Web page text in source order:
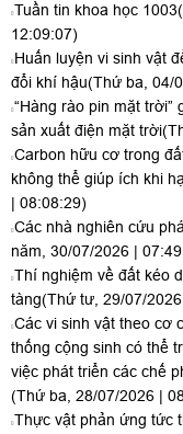
Tuần tin khoa học
12:09:07)
Huấn luyện vi sinh vật
đổi khí hậu(Thứ ba, 04/
“Hàng rào pin mặt
sản xuất điện mặt trời
Carbon hữu cơ trong
không thể giúp ích khi
| 08:08:29)
Các nhà nghiên cứu
năm, 30/07/2026 |
Thí nghiệm về đất kéo
tàng(Thứ tư, 29/07/
Các vi sinh vật theo cơ
thống cộng sinh có thể
việc phát triển các chế
(Thứ ba, 28/07/2026 |
Thực vật phản ứng tức